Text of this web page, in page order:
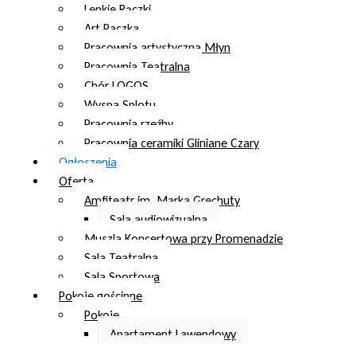
Lepkie Rączki
Art Paczka
Pracownia artystyczna Młyn
Pracownia Teatralna
Chór LOGOS
Wyspa Splotu
Pracownia rzeźby
Pracownia ceramiki Gliniane Czary
Ogłoszenia
Oferta
Amfiteatr im. Marka Grechuty
Sala audiowizualna
Muszla Koncertowa przy Promenadzie
Sala Teatralna
Sala Sportowa
Pokoje gościnne
Pokoje
Apartament Lawendowy